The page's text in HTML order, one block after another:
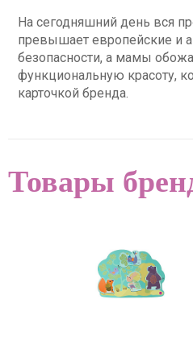
На сегодняшний день вся
превышает европейские и
безопасности, а мамы
функциональную красоту,
карточкой бренда.
Товары